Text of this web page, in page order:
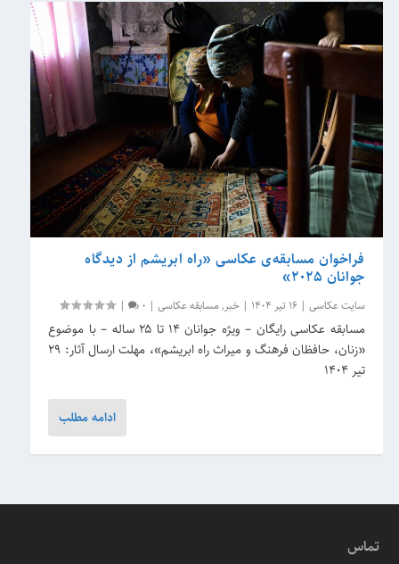
فراخوان مسابقه‌ی عکاسی «راه ابریشم از دیدگاه
جوانان ۲۰۲۵»
سایت عکاسی |16 تیر 1404 | خبر,مسابقه عکاسی |
0
|
مسابقه عکاسی رایگان – ویژه جوانان ۱۴ تا ۲۵ ساله – با موضوع
«زنان، حافظان فرهنگ و میراث راه ابریشم»، مهلت ارسال آثار: ۲۹
تیر ۱۴۰۴
ادامه مطلب
تماس